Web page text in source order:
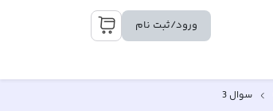
ورود/ثبت نام
سوال 3